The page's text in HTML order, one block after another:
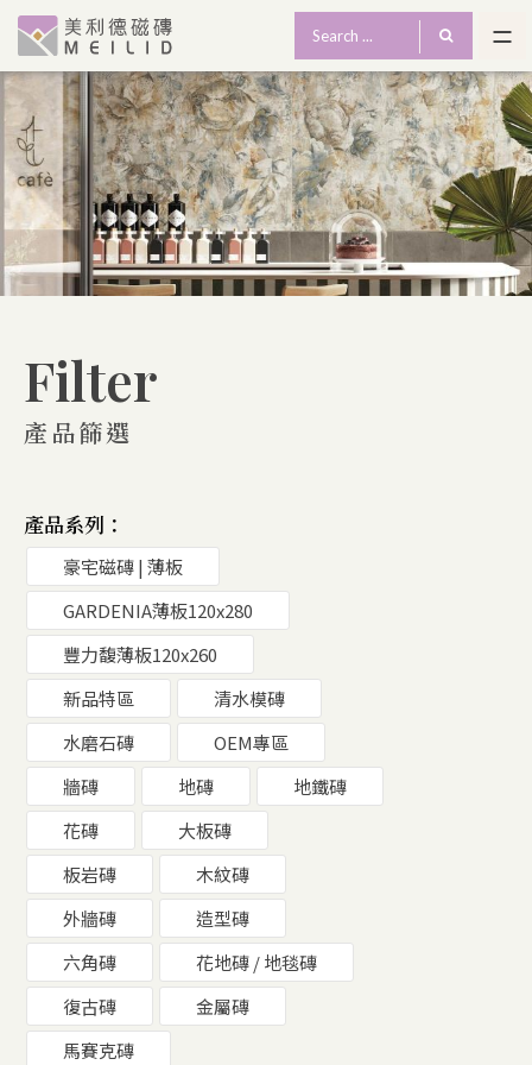
Filter
產品篩選
產品系列：
豪宅磁磚 | 薄板
GARDENIA薄板120x280
豐力馥薄板120x260
新品特區
清水模磚
水磨石磚
OEM專區
牆磚
地磚
地鐵磚
花磚
大板磚
板岩磚
木紋磚
外牆磚
造型磚
六角磚
花地磚 / 地毯磚
復古磚
金屬磚
馬賽克磚